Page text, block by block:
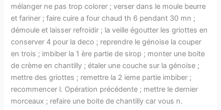
mélanger ne pas trop colorer ; verser dans le moule beurre
et fariner ; faire cuire a four chaud th 6 pendant 30 mn ;
démoule et laisser refroidir ; la veille égoutter les griottes en
conserver 4 pour la deco ; reprendre le génoise la couper
en trois ; imbiber la 1 ère partie de sirop ; monter une boite
de crème en chantilly ; étaler une couche sur la génoise ;
mettre des griottes ; remettre la 2 ieme partie imbiber ;
recommencer l. Opération précédente ; mettre le dernier
morceaux ; refaire une boite de chantilly car vous n.